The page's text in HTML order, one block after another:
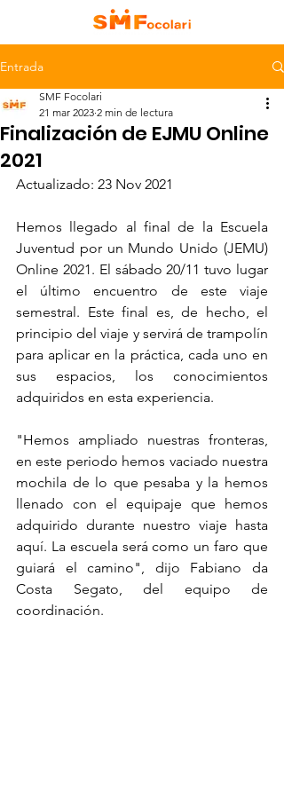
Entrada
Finalización de EJMU Online
2021
SMF Focolari
21 mar 2023 2 min de lectura
Actualizado: 23 Nov 2021
Hemos llegado al final de la Escuela
Juventud por un Mundo Unido (JEMU)
Online 2021. El sábado 20/11 tuvo lugar
el último encuentro de este viaje
semestral. Este final es, de hecho, el
principio del viaje y servirá de trampolín
para aplicar en la práctica, cada uno en
sus espacios, los conocimientos
adquiridos en esta experiencia.
"Hemos ampliado nuestras fronteras,
en este periodo hemos vaciado nuestra
mochila de lo que pesaba y la hemos
llenado con el equipaje que hemos
adquirido durante nuestro viaje hasta
aquí. La escuela será como un faro que
guiará el camino", dijo Fabiano da
Costa Segato, del equipo de
coordinación.